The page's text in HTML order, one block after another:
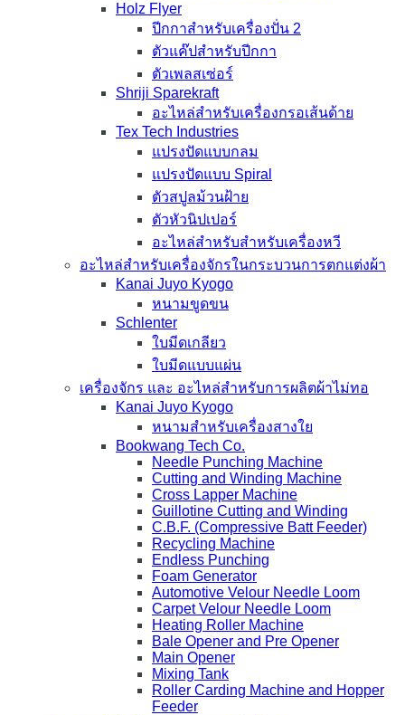
Holz Flyer
ปีกกาสำหรับเครื่องปั่น 2
ตัวแค๊ปสำหรับปีกกา
ตัวเพลสเซ่อร์
Shriji Sparekraft
อะไหล่สำหรับเครื่องกรอเส้นด้าย
Tex Tech Industries
แปรงปัดแบบกลม
แปรงปัดแบบ Spiral
ตัวสปูลม้วนฝ้าย
ตัวหัวนิปเปอร์
อะไหล่สำหรับสำหรับเครื่องหวี
อะไหล่สำหรับเครื่องจักรในกระบวนการตกแต่งผ้า
Kanai Juyo Kyogo
หนามขูดขน
Schlenter
ใบมีดเกลียว
ใบมีดแบบแผ่น
เครื่องจักร และ อะไหล่สำหรับการผลิตผ้าไม่ทอ
Kanai Juyo Kyogo
หนามสำหรับเครื่องสางใย
Bookwang Tech Co.
Needle Punching Machine
Cutting and Winding Machine
Cross Lapper Machine
Guillotine Cutting and Winding
C.B.F. (Compressive Batt Feeder)
Recycling Machine
Endless Punching
Foam Generator
Automotive Velour Needle Loom
Carpet Velour Needle Loom
Heating Roller Machine
Bale Opener and Pre Opener
Main Opener
Mixing Tank
Roller Carding Machine and Hopper
Feeder